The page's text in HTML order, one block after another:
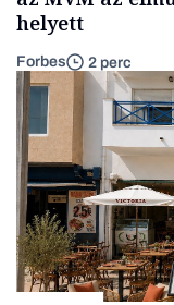
helyett
Forbes 2 perc